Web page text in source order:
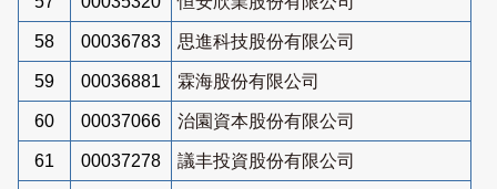
58 00036783 思進科技股份有限公司
59 00036881 霖海股份有限公司
60 00037066 治園資本股份有限公司
61 00037278 議丰投資股份有限公司